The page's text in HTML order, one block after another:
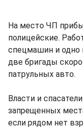
На место ЧП
полицейские.
спецмашин и одно
две бригады
патрульных авто.
Власти и
запрещенных
если рядом нет